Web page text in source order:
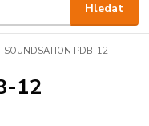
Hledat
SOUNDSATION PDB-12
12